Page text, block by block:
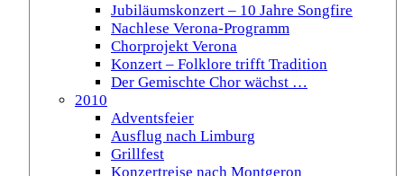
Jubiläumskonzert – 10 Jahre Songfire
Nachlese Verona-Programm
Chorprojekt Verona
Konzert – Folklore trifft Tradition
Der Gemischte Chor wächst …
2010
Adventsfeier
Ausflug nach Limburg
Grillfest
Konzertreise nach Montgeron